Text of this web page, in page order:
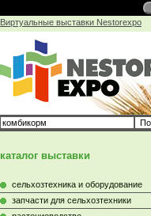
Виртуальные выставки Nestorexpo
каталог выставки
сельхозтехника и оборудование
запчасти для сельхозтехники